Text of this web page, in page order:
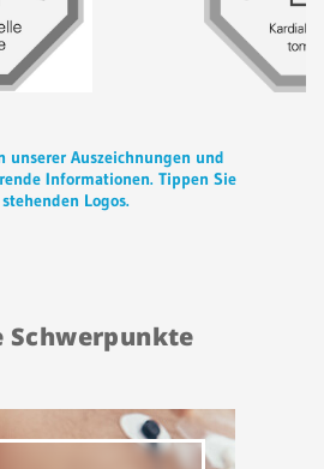
unserer Auszeichnungen und
Informationen. Tippen Sie
Logos.
Schwerpunkte